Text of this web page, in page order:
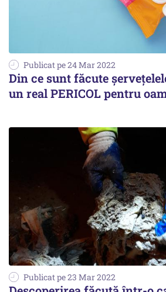
Publicat pe 24 Mar 2022
Din ce sunt făcute
un real PERICOL pentru
Publicat pe 23 Mar 2022